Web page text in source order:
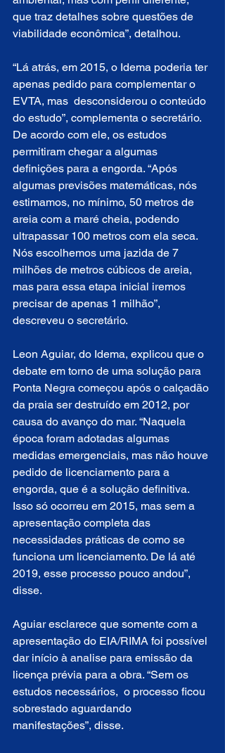
que traz detalhes sobre questões de
viabilidade econômica”, detalhou.
“Lá atrás, em 2015, o Idema poderia ter
apenas pedido para complementar o
EVTA, mas  desconsiderou o conteúdo
do estudo”, complementa o secretário.
De acordo com ele, os estudos
permitiram chegar a algumas
definições para a engorda. “Após
algumas previsões matemáticas, nós
estimamos, no mínimo, 50 metros de
areia com a maré cheia, podendo
ultrapassar 100 metros com ela seca.
Nós escolhemos uma jazida de 7
milhões de metros cúbicos de areia,
mas para essa etapa inicial iremos
precisar de apenas 1 milhão”,
descreveu o secretário.
Leon Aguiar, do Idema, explicou que o
debate em torno de uma solução para
Ponta Negra começou após o calçadão
da praia ser destruído em 2012, por
causa do avanço do mar. “Naquela
época foram adotadas algumas
medidas emergenciais, mas não houve
pedido de licenciamento para a
engorda, que é a solução definitiva.
Isso só ocorreu em 2015, mas sem a
apresentação completa das
necessidades práticas de como se
funciona um licenciamento. De lá até
2019, esse processo pouco andou”,
disse.
Aguiar esclarece que somente com a
apresentação do EIA/RIMA foi possível
dar início à analise para emissão da
licença prévia para a obra. “Sem os
estudos necessários,  o processo ficou
sobrestado aguardando
manifestações”, disse.